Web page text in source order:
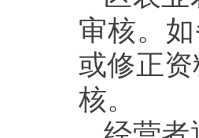
审核。
或修正
核。